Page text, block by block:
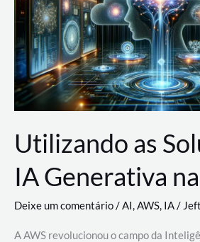
Utilizando as
IA Generativa
Deixe um comentário/AI,AWS, IA/
A AWS revolucionou o campo da